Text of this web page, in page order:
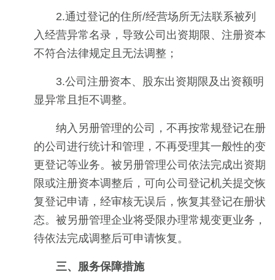
2.通过登记的住所/经营场所无法联系被列
入经营异常名录，导致公司出资期限、注册资本
不符合法律规定且无法调整；
3.公司注册资本、股东出资期限及出资额明
显异常且拒不调整。
纳入另册管理的公司，不再按常规登记在册
的公司进行统计和管理，不再受理其一般性的变
更登记等业务。被另册管理公司依法完成出资期
限或注册资本调整后，可向公司登记机关提交恢
复登记申请，经审核无误后，恢复其登记在册状
态。被另册管理企业将受限办理常规变更业务，
待依法完成调整后可申请恢复。
三、服务保障措施